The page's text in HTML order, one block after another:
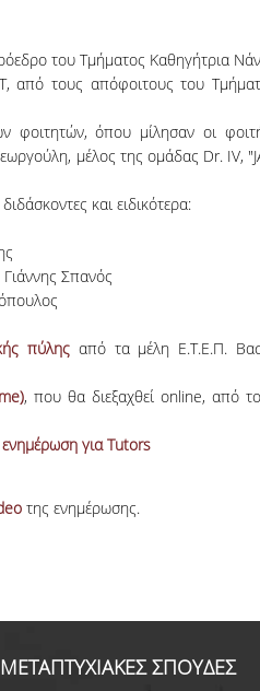
του Τμήματος Καθηγήτρια
από τους απόφοιτους του
όπου μίλησαν οι
μέλος της ομάδας Dr. IV,
και ειδικότερα:
Σπανός
πύληςαπό τα μέλη Ε.Τ.Ε.Π.
, που θα διεξαχθεί online, από
ενημέρωση για Tutors
της ενημέρωσης.
ΜΕΤΑΠΤΥΧΙΑΚΕΣ ΣΠΟΥΔΕΣ